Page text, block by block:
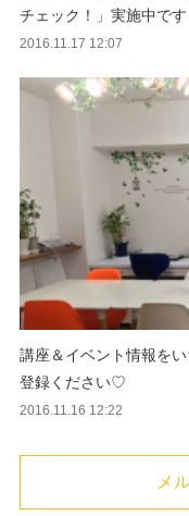
チェック！」実施中です
2016.11.17 12:07
講座＆イベント情報を
登録ください♡
2016.11.16 12:22
メ